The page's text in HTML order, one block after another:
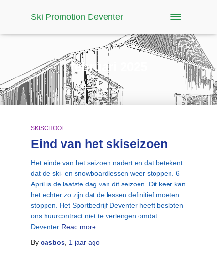
Ski Promotion Deventer
NAVIGATION
februari 2025
SKISCHOOL
Eind van het skiseizoen
Het einde van het seizoen nadert en dat betekent
dat de ski- en snowboardlessen weer stoppen. 6
April is de laatste dag van dit seizoen. Dit keer kan
het echter zo zijn dat de lessen definitief moeten
stoppen. Het Sportbedrijf Deventer heeft besloten
ons huurcontract niet te verlengen omdat
Deventer Read more
By casbos 1 jaar ago